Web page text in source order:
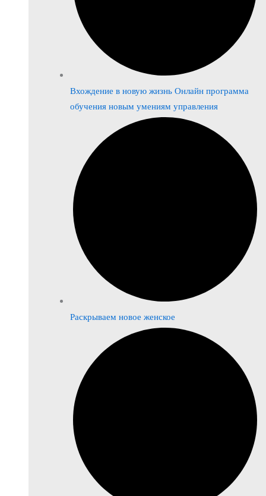
Вхождение в новую жизнь Онлайн программа
обучения новым умениям управления
Раскрываем новое женское